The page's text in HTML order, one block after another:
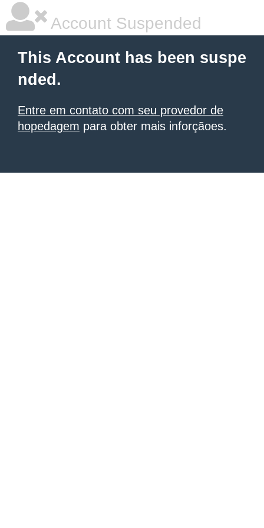
Account Suspended
This Account has been suspe
nded.
Entre em contato com seu provedor de
hopedagem para obter mais inforçãoes.